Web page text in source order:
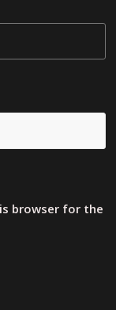
browser for the